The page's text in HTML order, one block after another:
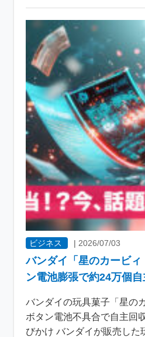
ビジネス | 2026/07/03
バンダイ「星のカービィ
ン電池膨張で約24万個自
バンダイの玩具菓子「星の
ボタン電池不具合で自主
びかけ バンダイが販売した